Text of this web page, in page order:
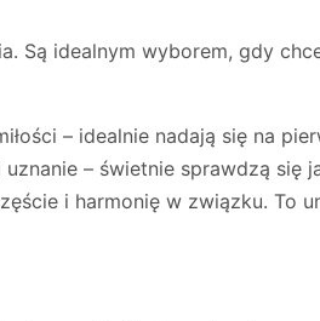
Są idealnym wyborem, gdy
– idealnie nadają się na
– świetnie sprawdzą
i harmonię w związku. To